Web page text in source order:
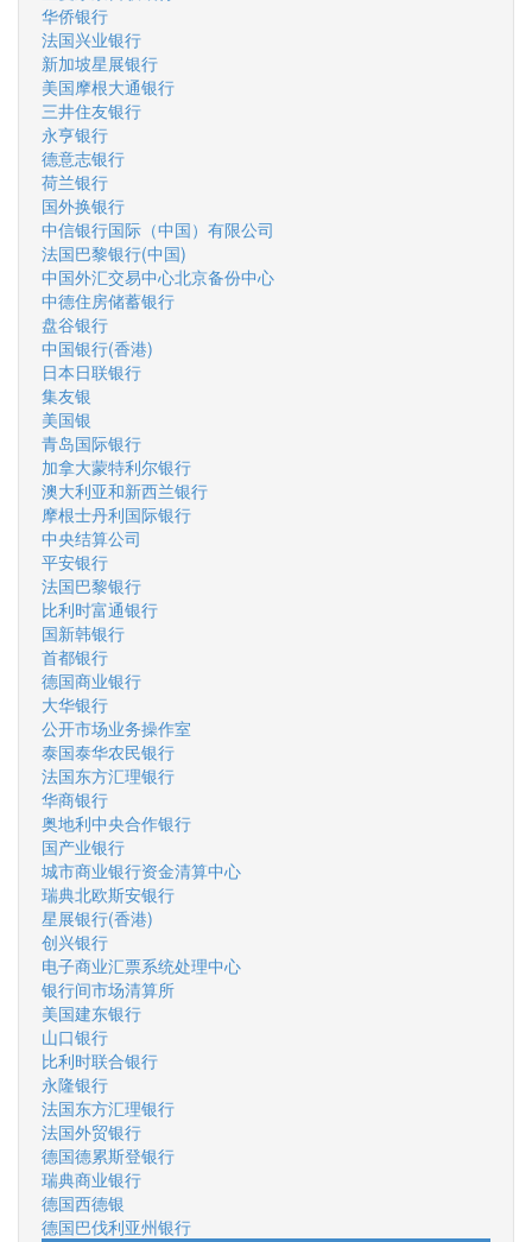
华侨银行
法国兴业银行
新加坡星展银行
美国摩根大通银行
三井住友银行
永亨银行
德意志银行
荷兰银行
国外换银行
中信银行国际（中国）有限公司
法国巴黎银行(中国)
中国外汇交易中心北京备份中心
中德住房储蓄银行
盘谷银行
中国银行(香港)
日本日联银行
集友银
美国银
青岛国际银行
加拿大蒙特利尔银行
澳大利亚和新西兰银行
摩根士丹利国际银行
中央结算公司
平安银行
法国巴黎银行
比利时富通银行
国新韩银行
首都银行
德国商业银行
大华银行
公开市场业务操作室
泰国泰华农民银行
法国东方汇理银行
华商银行
奥地利中央合作银行
国产业银行
城市商业银行资金清算中心
瑞典北欧斯安银行
星展银行(香港)
创兴银行
电子商业汇票系统处理中心
银行间市场清算所
美国建东银行
山口银行
比利时联合银行
永隆银行
法国东方汇理银行
法国外贸银行
德国德累斯登银行
瑞典商业银行
德国西德银
德国巴伐利亚州银行